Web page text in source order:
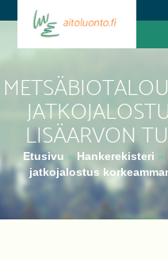
LISÄARVON
Etusivu » Hankerekisteri »
jatkojalostus